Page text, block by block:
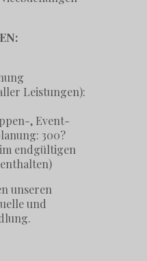
Leistungen):
, Event-
300?
endgültigen
unseren
und